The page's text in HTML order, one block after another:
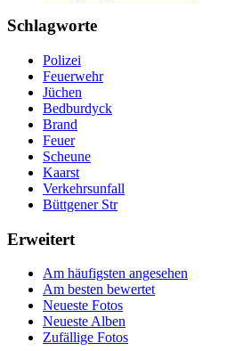
Schlagworte
Polizei
Feuerwehr
Jüchen
Bedburdyck
Brand
Feuer
Scheune
Kaarst
Verkehrsunfall
Büttgener Str
Erweitert
Am häufigsten angesehen
Am besten bewertet
Neueste Fotos
Neueste Alben
Zufällige Fotos